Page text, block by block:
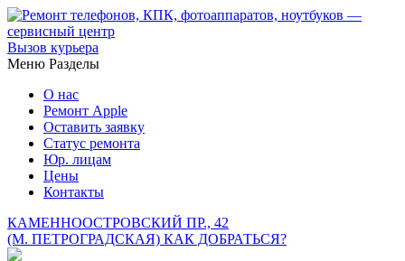
Вызов курьера
Меню Разделы
О нас
Ремонт Apple
Оставить заявку
Статус ремонта
Юр. лицам
Цены
Контакты
КАМЕННООСТРОВСКИЙ ПР., 42
(М. ПЕТРОГРАДСКАЯ) КАК ДОБРАТЬСЯ?